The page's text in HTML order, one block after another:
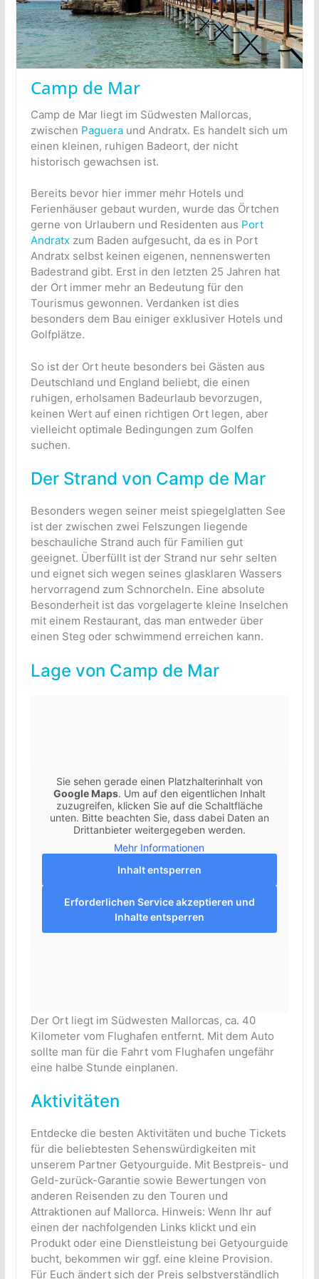
Camp de Mar
Camp de Mar liegt im Südwesten Mallorcas,
zwischen Pagueraund Andratx. Es handelt sich um
einen kleinen, ruhigen Badeort, der nicht
historisch gewachsen ist.
Bereits bevor hier immer mehr Hotels und
Ferienhäuser gebaut wurden, wurde das Örtchen
gerne von Urlaubern und Residenten aus Port
Andratxzum Baden aufgesucht, da es in Port
Andratx selbst keinen eigenen, nennenswerten
Badestrand gibt. Erst in den letzten 25 Jahren hat
der Ort immer mehr an Bedeutung für den
Tourismus gewonnen. Verdanken ist dies
besonders dem Bau einiger exklusiver Hotels und
Golfplätze.
So ist der Ort heute besonders bei Gästen aus
Deutschland und England beliebt, die einen
ruhigen, erholsamen Badeurlaub bevorzugen,
keinen Wert auf einen richtigen Ort legen, aber
vielleicht optimale Bedingungen zum Golfen
suchen.
Der Strand von Camp de Mar
Besonders wegen seiner meist spiegelglatten See
ist der zwischen zwei Felszungen liegende
beschauliche Strand auch für Familien gut
geeignet. Überfüllt ist der Strand nur sehr selten
und eignet sich wegen seines glasklaren Wassers
hervorragend zum Schnorcheln. Eine absolute
Besonderheit ist das vorgelagerte kleine Inselchen
mit einem Restaurant, das man entweder über
einen Steg oder schwimmend erreichen kann.
Lage von Camp de Mar
Sie sehen gerade einen Platzhalterinhalt von
Google Maps. Um auf den eigentlichen Inhalt
zuzugreifen, klicken Sie auf die Schaltfläche
unten. Bitte beachten Sie, dass dabei Daten an
Drittanbieter weitergegeben werden.
Mehr Informationen
Inhalt entsperren
Erforderlichen Service akzeptieren und
Inhalte entsperren
Der Ort liegt im Südwesten Mallorcas, ca. 40
Kilometer vom Flughafen entfernt. Mit dem Auto
sollte man für die Fahrt vom Flughafen ungefähr
eine halbe Stunde einplanen.
Aktivitäten
Entdecke die besten Aktivitäten und buche Tickets
für die beliebtesten Sehenswürdigkeiten mit
unserem Partner Getyourguide. Mit Bestpreis- und
Geld-zurück-Garantie sowie Bewertungen von
anderen Reisenden zu den Touren und
Attraktionen auf Mallorca. Hinweis: Wenn Ihr auf
einen der nachfolgenden Links klickt und ein
Produkt oder eine Dienstleistung bei Getyourguide
bucht, bekommen wir ggf. eine kleine Provision.
Für Euch ändert sich der Preis selbstverständlich